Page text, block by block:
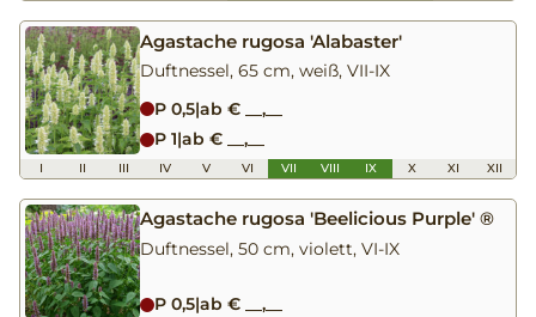
Agastache rugosa 'Alabaster'
Duftnessel, 65 cm, weiß, VII-IX
P 0,5|ab € __,__
P 1|ab € __,__
I II III IV V VI VII VIII IX X XI XII
Agastache rugosa 'Beelicious Purple' ®
Duftnessel, 50 cm, violett, VI-IX
P 0,5|ab € __,__